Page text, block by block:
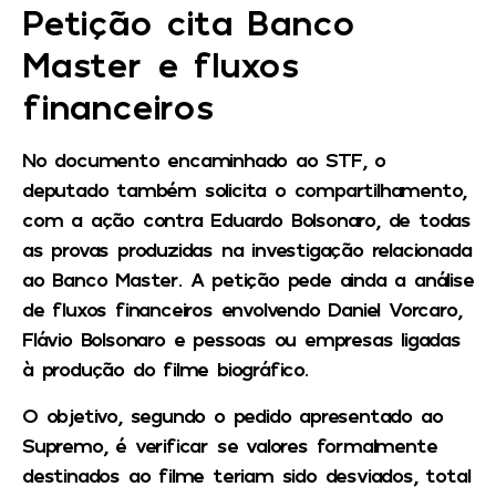
Petição cita Banco
Master e fluxos
financeiros
No documento encaminhado ao STF, o
deputado também solicita o compartilhamento,
com a ação contra Eduardo Bolsonaro, de todas
as provas produzidas na investigação relacionada
ao Banco Master. A petição pede ainda a análise
de fluxos financeiros envolvendo Daniel Vorcaro,
Flávio Bolsonaro e pessoas ou empresas ligadas
à produção do filme biográfico.
O objetivo, segundo o pedido apresentado ao
Supremo, é verificar se valores formalmente
destinados ao filme teriam sido desviados, total